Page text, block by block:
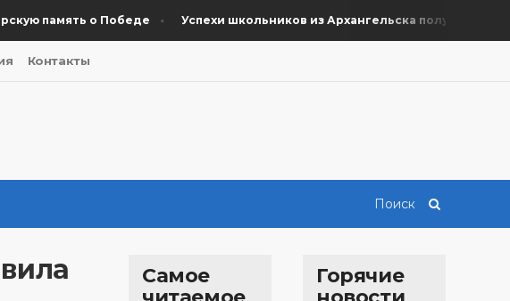
память о Победе Успехи школьников из Архангельска получили
Контакты
Самое
Горячие